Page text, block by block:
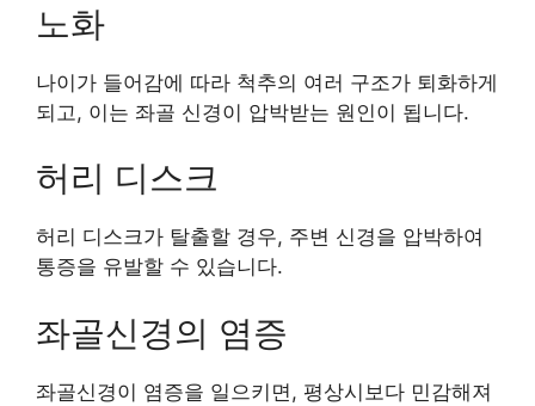
노화
나이가 들어감에 따라 척추의 여러 구조가 퇴화하게
되고, 이는 좌골 신경이 압박받는 원인이 됩니다.
허리 디스크
허리 디스크가 탈출할 경우, 주변 신경을 압박하여
통증을 유발할 수 있습니다.
좌골신경의 염증
좌골신경이 염증을 일으키면, 평상시보다 민감해져